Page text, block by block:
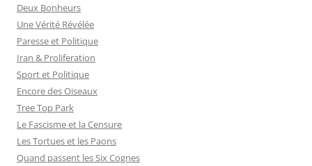
Deux Bonheurs
Une Vérité Révélée
Paresse et Politique
Iran & Proliferation
Sport et Politique
Encore des Oiseaux
Tree Top Park
Le Fascisme et la Censure
Les Tortues et les Paons
Quand passent les Six Cognes